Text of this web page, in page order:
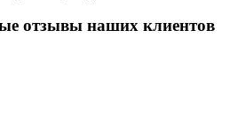
отзывы наших клиентов